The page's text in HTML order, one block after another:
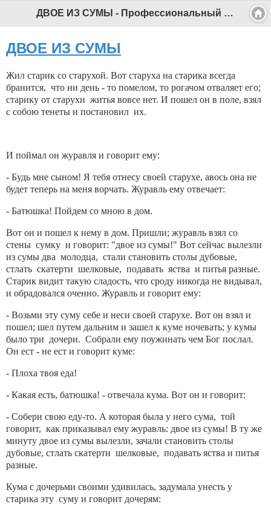
ДВОЕ ИЗ СУМЫ - Профессиональный педагог
ДВОЕ ИЗ СУМЫ
Жил старик со старухой. Вот старуха на старика всегда
бранится, что ни день - то помелом, то рогачом отваляет его;
старику от старухи житья вовсе нет. И пошел он в поле, взял
с собою тенеты и постановил их.
И поймал он журавля и говорит ему:
- Будь мне сыном! Я тебя отнесу своей старухе, авось она не
будет теперь на меня ворчать. Журавль ему отвечает:
- Батюшка! Пойдем со мною в дом.
Вот он и пошел к нему в дом. Пришли; журавль взял со
стены сумку и говорит: "двое из сумы!" Вот сейчас вылезли
из сумы два молодца, стали становить столы дубовые,
стлать скатерти шелковые, подавать яства и питья разные.
Старик видит такую сладость, что сроду никогда не видывал,
и обрадовался оченно. Журавль и говорит ему:
- Возьми эту суму себе и неси своей старухе. Вот он взял и
пошел; шел путем дальним и зашел к куме ночевать; у кумы
было три дочери. Собрали ему поужинать чем Бог послал.
Он ест - не ест и говорит куме:
- Плоха твоя еда!
- Какая есть, батюшка! - отвечала кума. Вот он и говорит:
- Собери свою еду-то. А которая была у него сума, той
говорит, как приказывал ему журавль: двое из сумы! В ту же
минуту двое из сумы вылезли, зачали становить столы
дубовые, стлать скатерти шелковые, подавать яства и питья
разные.
Кума с дочерьми своими удивилась, задумала унесть у
старика эту суму и говорит дочерям: